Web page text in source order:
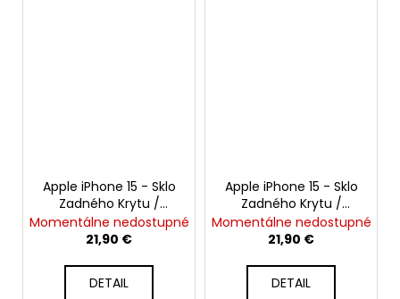
Apple iPhone 15 - Sklo
Zadného Krytu /
Housingu + Sklíčka
Kamery + MagSafe
(Modrá / Blue) -
Original Apple
Momentálne nedostupné
21,90 €
DETAIL
Apple iPhone 15 - Sklo
Zadného Krytu /
Housingu + Sklíčka
Kamery + MagSafe
(Ružová / Pink) -
Original Apple
Momentálne nedostupné
21,90 €
DETAIL